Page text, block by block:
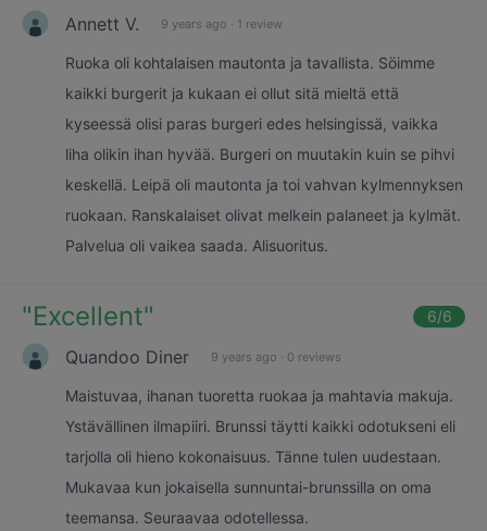
Annett V. 9 years ago · 1 review
Ruoka oli kohtalaisen mautonta ja tavallista. Söimme
kaikki burgerit ja kukaan ei ollut sitä mieltä että
kyseessä olisi paras burgeri edes helsingissä, vaikka
liha olikin ihan hyvää. Burgeri on muutakin kuin se pihvi
keskellä. Leipä oli mautonta ja toi vahvan kylmennyksen
ruokaan. Ranskalaiset olivat melkein palaneet ja kylmät.
Palvelua oli vaikea saada. Alisuoritus.
"Excellent" 6/6
Quandoo Diner 9 years ago · 0 reviews
Maistuvaa, ihanan tuoretta ruokaa ja mahtavia makuja.
Ystävällinen ilmapiiri. Brunssi täytti kaikki odotukseni eli
tarjolla oli hieno kokonaisuus. Tänne tulen uudestaan.
Mukavaa kun jokaisella sunnuntai-brunssilla on oma
teemansa. Seuraavaa odotellessa.